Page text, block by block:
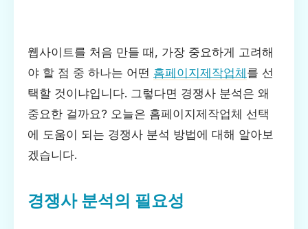
웹사이트를 처음 만들 때, 가장 중요하게 고려해
야 할 점 중 하나는 어떤 홈페이지제작업체 를 선
택할 것이냐입니다. 그렇다면 경쟁사 분석은 왜
중요한 걸까요? 오늘은 홈페이지제작업체 선택
에 도움이 되는 경쟁사 분석 방법에 대해 알아보
겠습니다.
경쟁사 분석의 필요성